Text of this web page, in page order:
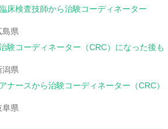
床検査技師から治験コーディネーター
島県
験コーディネーター（CRC）になった後も
潟県
ナースから治験コーディネーター（CRC）
阜県